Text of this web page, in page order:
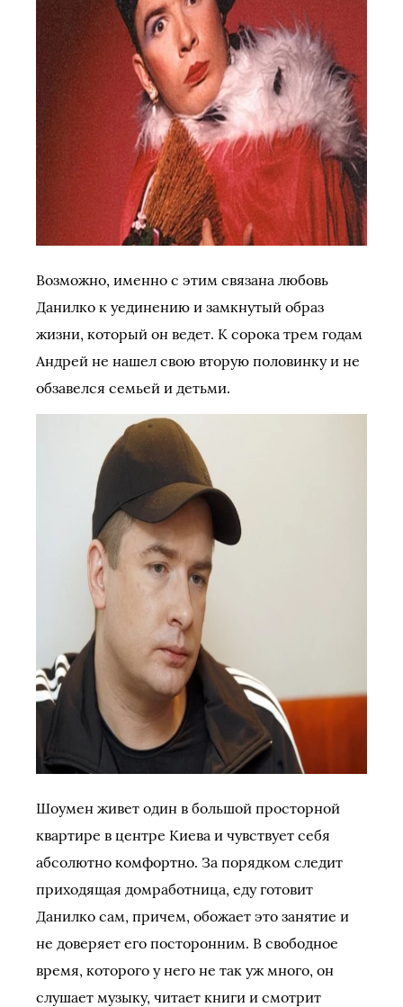
Возможно, именно с этим связана любовь
Данилко к уединению и замкнутый образ
жизни, который он ведет. К сорока трем годам
Андрей не нашел свою вторую половинку и не
обзавелся семьей и детьми.
Шоумен живет один в большой просторной
квартире в центре Киева и чувствует себя
абсолютно комфортно. За порядком следит
приходящая домработница, еду готовит
Данилко сам, причем, обожает это занятие и
не доверяет его посторонним. В свободное
время, которого у него не так уж много, он
слушает музыку, читает книги и смотрит